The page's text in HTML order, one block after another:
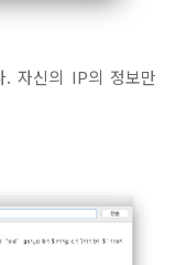
자신의 IP의 정보만